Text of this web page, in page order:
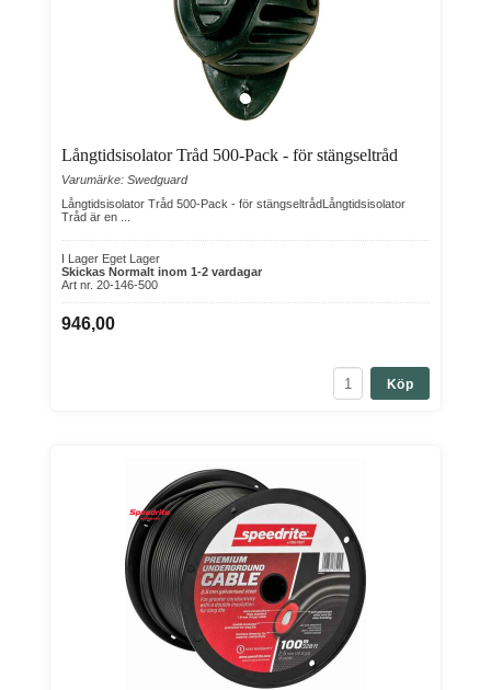
Långtidsisolator Tråd 500-Pack - för stängseltråd
Varumärke: Swedguard
Långtidsisolator Tråd 500-Pack - för stängseltrådLångtidsisolator
Tråd är en ...
I Lager Eget Lager
Skickas Normalt inom 1-2 vardagar
Art nr. 20-146-500
946,00
Köp